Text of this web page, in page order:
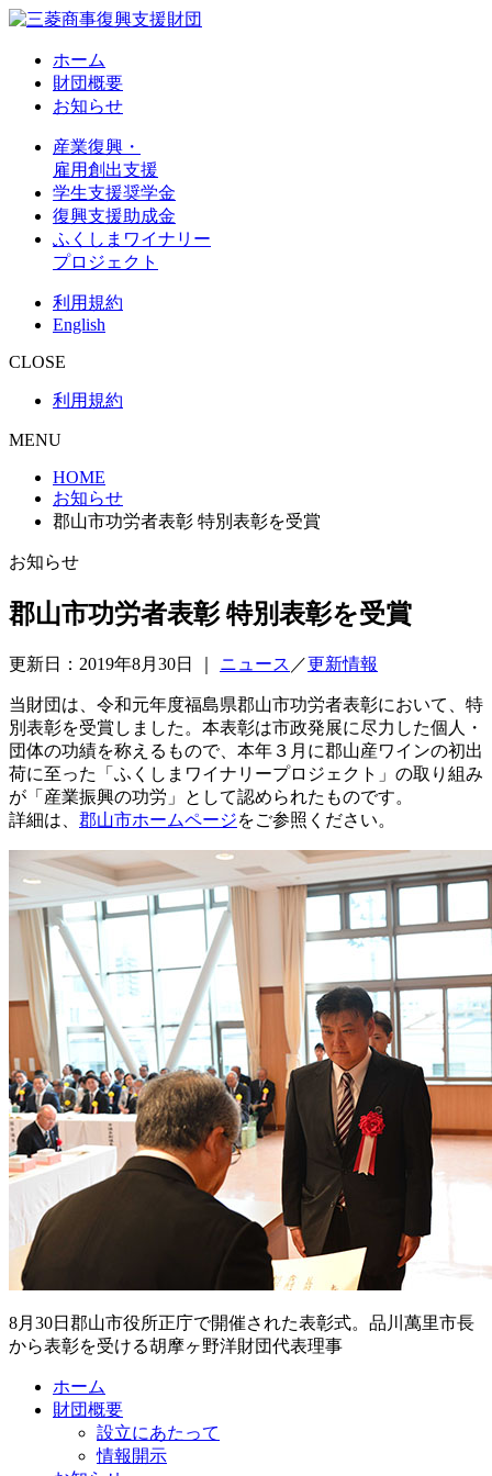
ホーム
財団概要
お知らせ
産業復興・
雇用創出支援
学生支援奨学金
復興支援助成金
ふくしまワイナリー
プロジェクト
利用規約
English
CLOSE
利用規約
MENU
HOME
お知らせ
郡山市功労者表彰 特別表彰を受賞
お知らせ
郡山市功労者表彰 特別表彰を受賞
更新日：2019年8月30日 ｜ ニュース ／更新情報
当財団は、令和元年度福島県郡山市功労者表彰において、特
別表彰を受賞しました。本表彰は市政発展に尽力した個人・
団体の功績を称えるもので、本年３月に郡山産ワインの初出
荷に至った「ふくしまワイナリープロジェクト」の取り組み
が「産業振興の功労」として認められたものです。
詳細は、 郡山市ホームページをご参照ください。
8月30日郡山市役所正庁で開催された表彰式。品川萬里市長
から表彰を受ける胡摩ヶ野洋財団代表理事
ホーム
財団概要
設立にあたって
情報開示